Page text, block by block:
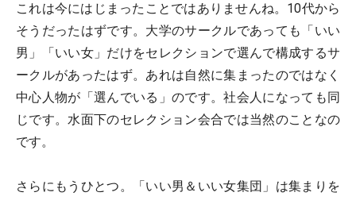
これは今にはじまったことではありませんね。10代から
そうだったはずです。大学のサークルであっても「いい
男」「いい女」だけをセレクションで選んで構成するサ
ークルがあったはず。あれは自然に集まったのではなく
中心人物が「選んでいる」のです。社会人になっても同
じです。水面下のセレクション会合では当然のことなの
です。
さらにもうひとつ。「いい男＆いい女集団」は集まりを